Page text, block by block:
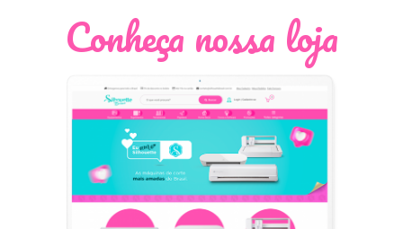
Conheça nossa loja
Léia Pastori